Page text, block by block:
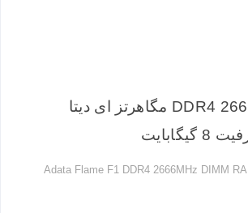
رم دسکتاپ DDR4 2666 مگاهرتز ای دیتا
Adata Flame F1 DDR4 2666MHz DIMM